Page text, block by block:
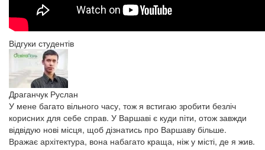
Відгуки студентів
Драганчук Руслан
У мене багато вільного часу, тож я встигаю зробити безліч
корисних для себе справ. У Варшаві є куди піти, отож завжди
відвідую нові місця, щоб дізнатись про Варшаву більше.
Вражає архітектура, вона набагато краща, ніж у місті, де я жив.